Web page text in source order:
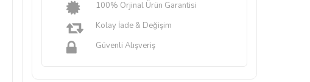
100% Orjinal Ürün Garantisi
Kolay İade & Değişim
Güvenli Alışveriş